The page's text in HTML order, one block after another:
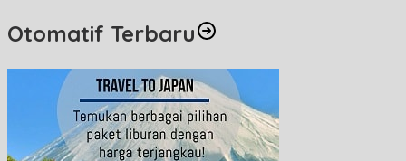
Otomatif Terbaru